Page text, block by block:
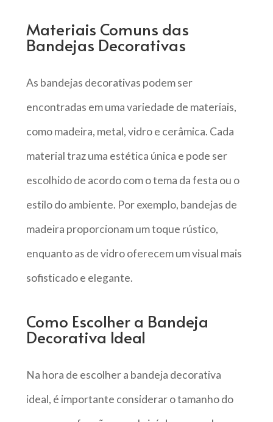
Materiais Comuns das
Bandejas Decorativas
As bandejas decorativas podem ser
encontradas em uma variedade de materiais,
como madeira, metal, vidro e cerâmica. Cada
material traz uma estética única e pode ser
escolhido de acordo com o tema da festa ou o
estilo do ambiente. Por exemplo, bandejas de
madeira proporcionam um toque rústico,
enquanto as de vidro oferecem um visual mais
sofisticado e elegante.
Como Escolher a Bandeja
Decorativa Ideal
Na hora de escolher a bandeja decorativa
ideal, é importante considerar o tamanho do